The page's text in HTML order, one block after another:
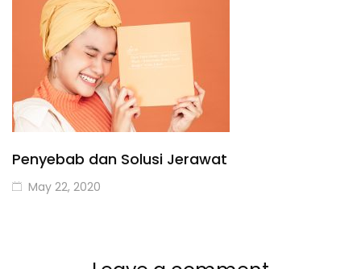
Penyebab dan Solusi Jerawat
May 22, 2020